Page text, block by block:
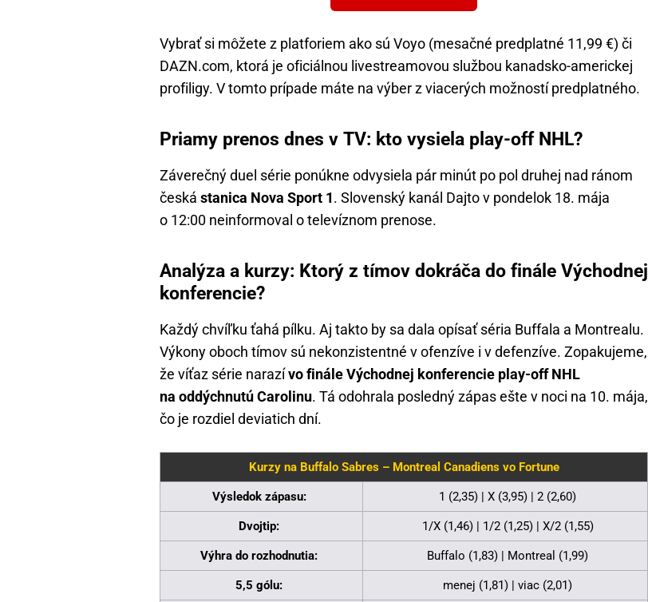
Vybrať si môžete z platforiem ako sú Voyo (mesačné predplatné 11,99 €) či
DAZN.com, ktorá je oficiálnou livestreamovou službou kanadsko-americkej
profiligy. V tomto prípade máte na výber z viacerých možností predplatného.
Priamy prenos dnes v TV: kto vysiela play-off NHL?
Záverečný duel série ponúkne odvysiela pár minút po pol druhej nad ránom
česká stanica Nova Sport 1. Slovenský kanál Dajto v pondelok 18. mája
o 12:00 neinformoval o televíznom prenose.
Analýza a kurzy: Ktorý z tímov dokráča do finále Východnej
konferencie?
Každý chvíľku ťahá pílku. Aj takto by sa dala opísať séria Buffala a Montrealu.
Výkony oboch tímov sú nekonzistentné v ofenzíve i v defenzíve. Zopakujeme,
že víťaz série narazívo finále Východnej konferencie play-off NHL
na oddýchnutú Carolinu. Tá odohrala posledný zápas ešte v noci na 10. mája,
čo je rozdiel deviatich dní.
Kurzy na Buffalo Sabres – Montreal Canadiens vo Fortune
Výsledok zápasu: 1 (2,35) | X (3,95) | 2 (2,60)
Dvojtip: 1/X (1,46) | 1/2 (1,25) | X/2 (1,55)
Výhra do rozhodnutia: Buffalo (1,83) | Montreal (1,99)
5,5 gólu: menej (1,81) | viac (2,01)